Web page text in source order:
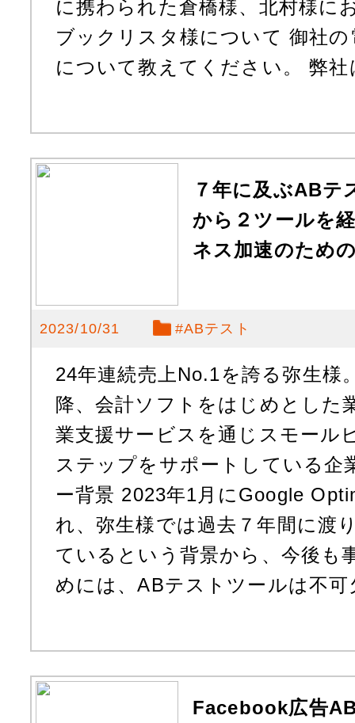
に携わられた倉橋様、北村様に
ブックリスタ様について 御社
について教えてください。 弊
７年に及ぶABテ
から２ツールを
ネス加速のため
2023/10/31 #ABテスト
24年連続売上No.1を誇る弥生様
降、会計ソフトをはじめとした
業支援サービスを通じスモール
ステップをサポートしている企
ー背景 2023年1月にGoogle
れ、弥生様では過去７年間に渡
ているという背景から、今後も
めには、ABテストツールは不
Facebook広告